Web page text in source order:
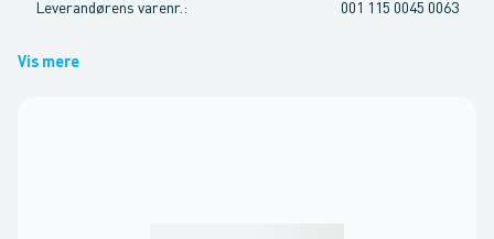
Leverandørens varenr. : 001 115 0045 0063
Vis mere